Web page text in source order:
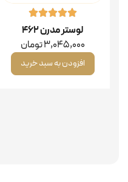
لوستر مدرن ۴۶۲
3,045,000تومان
افزودن به سبد خرید